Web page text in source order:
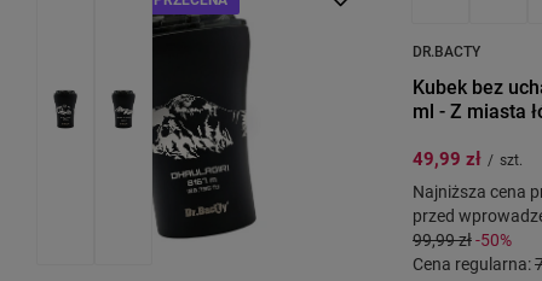
DR.BACTY
Kubek bez
ml - Z miasta
49,99 zł / szt.
Najniższa cena
przed
99,99 zł-50%
Cena regularna: